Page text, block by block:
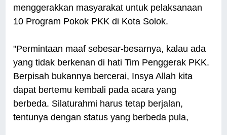
menggerakkan masyarakat untuk pelaksanaan
10 Program Pokok PKK di Kota Solok.
"Permintaan maaf sebesar-besarnya, kalau ada
yang tidak berkenan di hati Tim Penggerak PKK.
Berpisah bukannya bercerai, Insya Allah kita
dapat bertemu kembali pada acara yang
berbeda. Silaturahmi harus tetap berjalan,
tentunya dengan status yang berbeda pula,